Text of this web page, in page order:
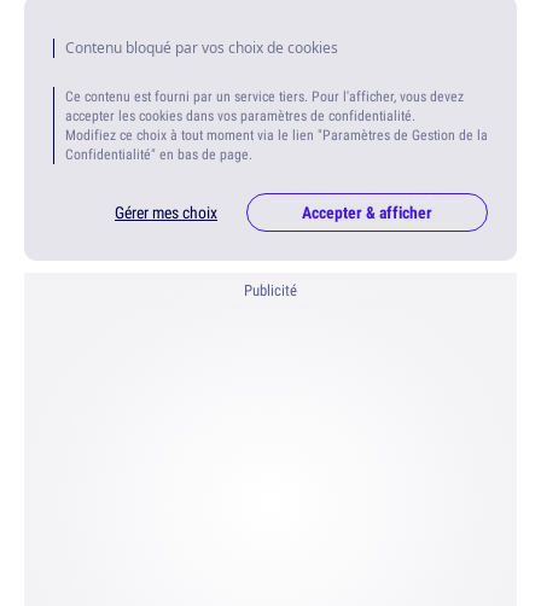
Contenu bloqué par vos choix de cookies
Ce contenu est fourni par un service tiers. Pour l'afficher, vous devez
accepter les cookies dans vos paramètres de confidentialité.
Modifiez ce choix à tout moment via le lien "Paramètres de Gestion de la
Confidentialité" en bas de page.
Gérer mes choix Accepter & afficher
Publicité